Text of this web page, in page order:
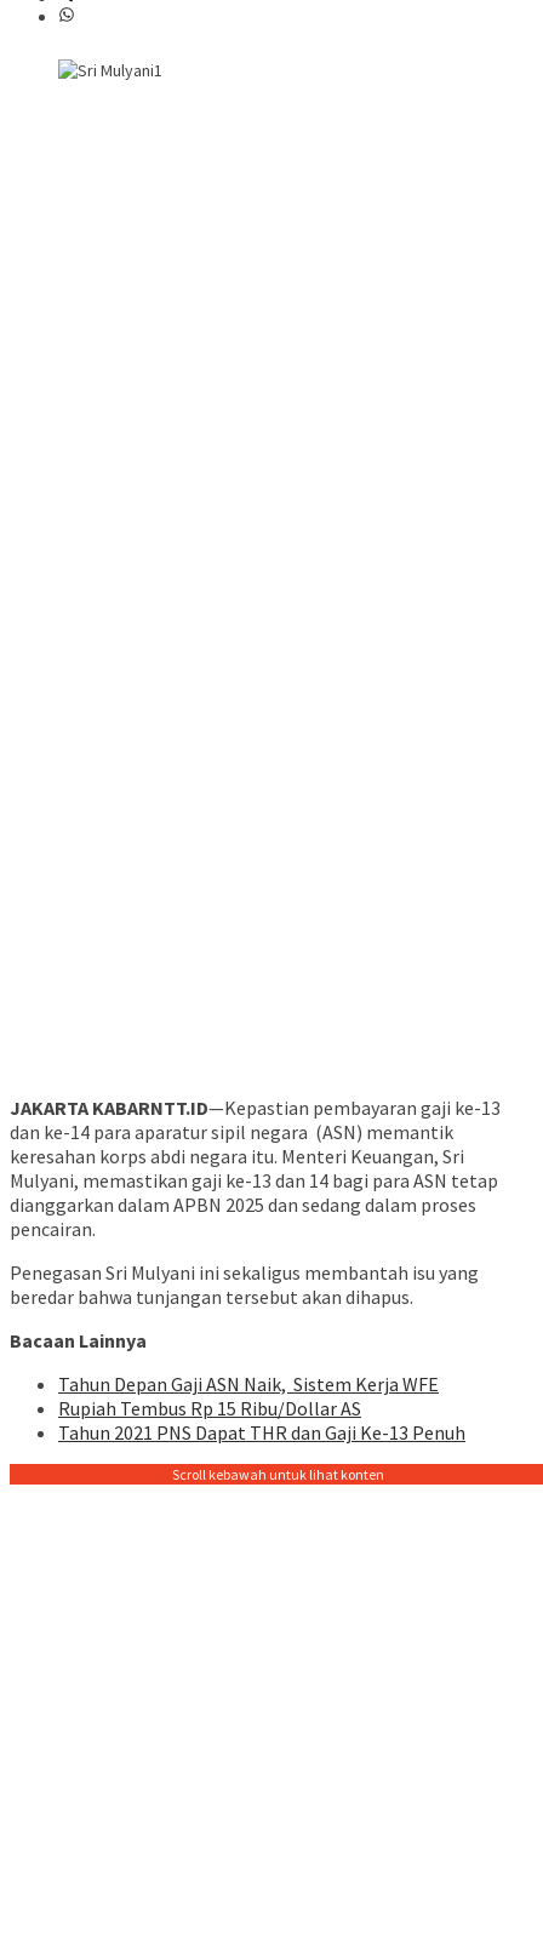
JAKARTA KABARNTT.ID—Kepastian pembayaran gaji ke-13
dan ke-14 para aparatur sipil negara (ASN) memantik
keresahan korps abdi negara itu. Menteri Keuangan, Sri
Mulyani, memastikan gaji ke-13 dan 14 bagi para ASN tetap
dianggarkan dalam APBN 2025 dan sedang dalam proses
pencairan.
Penegasan Sri Mulyani ini sekaligus membantah isu yang
beredar bahwa tunjangan tersebut akan dihapus.
Bacaan Lainnya
Tahun Depan Gaji ASN Naik, Sistem Kerja WFE
Rupiah Tembus Rp 15 Ribu/Dollar AS
Tahun 2021 PNS Dapat THR dan Gaji Ke-13 Penuh
Scroll kebawah untuk lihat konten